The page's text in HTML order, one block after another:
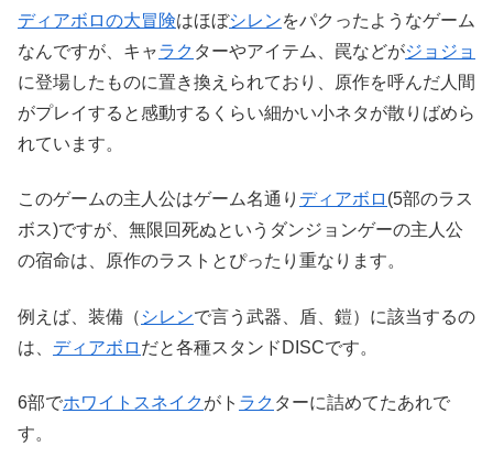
ディアボロの大冒険はほぼシレンをパクったようなゲーム
なんですが、キャラク ターやアイテム、罠などがジョジョ
に登場したものに置き換えられており、原作を呼んだ人間
がプレイすると感動するくらい細かい小ネタが散りばめら
れています。
このゲームの主人公はゲーム名通り ディアボロ (5部のラス
ボス)ですが、無限回死ぬというダンジョンゲーの主人公
の宿命は、原作のラストとぴったり重なります。
例えば、装備（ シレンで言う武器、盾、鎧）に該当するの
は、 ディアボロ だと各種スタンドDISCです。
6部でホワイトスネイクがト ラク ターに詰めてたあれで
す。